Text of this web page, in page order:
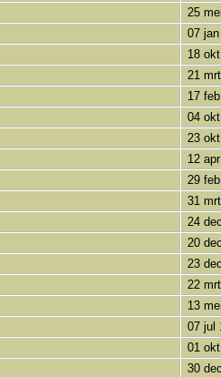
25
07
18
21
17
04
23
12
29
31
24
20
23
22
13
07 jul
01
30